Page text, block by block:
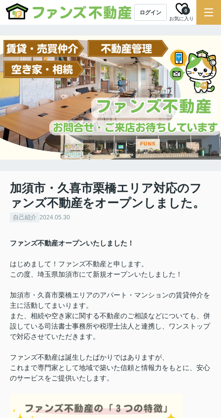
ログイン
お気に入り
0
加須市・久喜市栗橋エリア対応のフ
ァンズ不動産をオープンしました。
自己紹介 2024.05.30
ファンズ不動産オープンいたしました！
はじめまして！ファンズ不動産と申します。
この度、埼玉県加須市にて新規オープンいたしました！
加須市・久喜市栗橋エリアのアパート・マンションの賃貸仲介を
主に活動してまいります。
また、相続や空き家に関する不動産のご相談などについても、併
設している司法書士事務所や税理士法人と連携し、ワンストップ
で対応させていただきます。
ファンズ不動産は誕生したばかりではありますが、
これまで専門家として地域で築いた信頼と情報力をもとに、安心
のサービスをご提供いたします。